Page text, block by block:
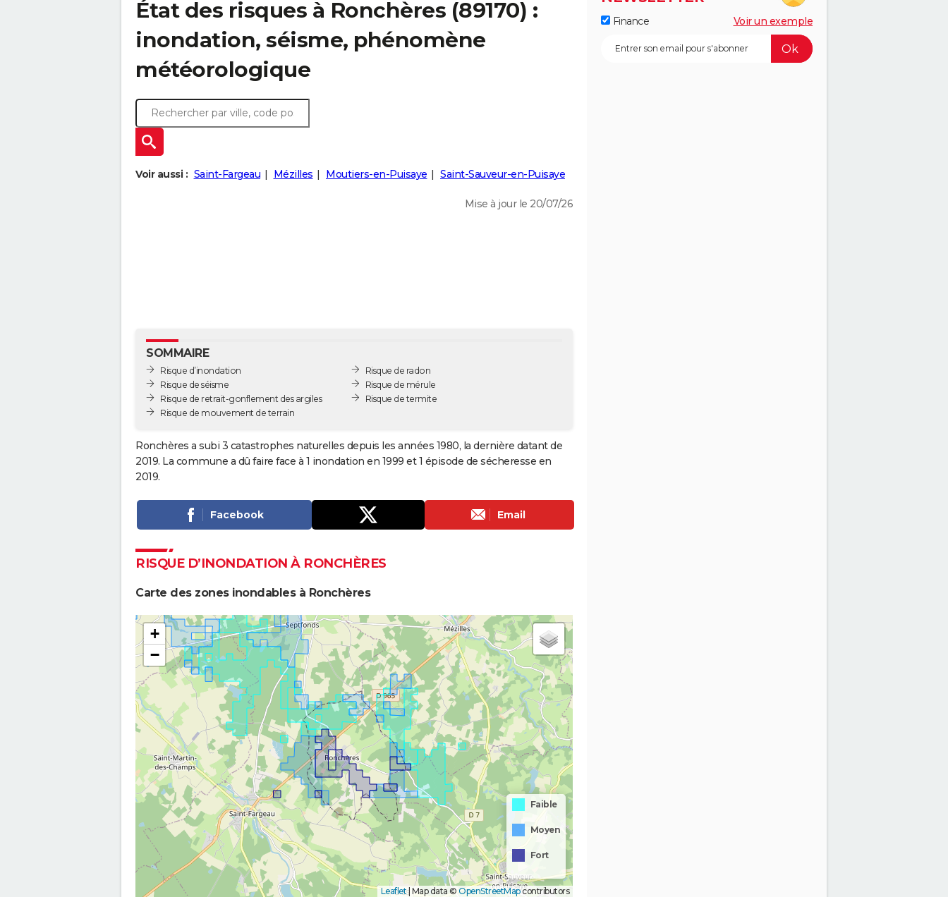
État des risques à Ronchères (89170) :
inondation, séisme, phénomène
météorologique
Voir aussi : Saint-Fargeau Mézilles Moutiers-en-Puisaye Saint-Sauveur-en-Puisaye
Mise à jour le 20/07/26
SOMMAIRE
Risque d’inondation
Risque de séisme
Risque de retrait-gonflement des argiles
Risque de mouvement de terrain
Risque de radon
Risque de mérule
Risque de termite
Ronchères a subi 3 catastrophes naturelles depuis les années 1980, la dernière datant de
2019. La commune a dû faire face à 1 inondation en 1999 et 1 épisode de sécheresse en
2019.
Facebook Email
RISQUE D’INONDATION À RONCHÈRES
Carte des zones inondables à Ronchères
+
−
Faible
Moyen
Fort
Leaflet| Map data © OpenStreetMapcontributors
Finance Voir un exemple